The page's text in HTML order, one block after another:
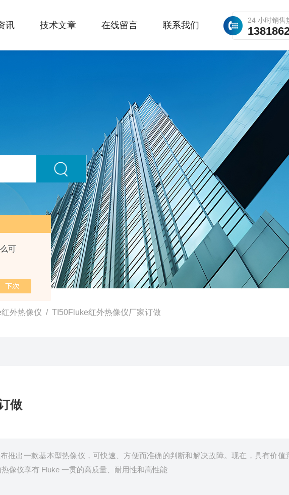
可
24 小时销售
讯 技术文章 在线留言 联系我们
红外热像仪 / TI50Fluke红外热像仪厂家订做
做
推出一款基本型热像仪，可快速、方便而准确的判断和解决故障。现在，具有价值
像仪享有 Fluke 一贯的高质量、耐用性和高性能